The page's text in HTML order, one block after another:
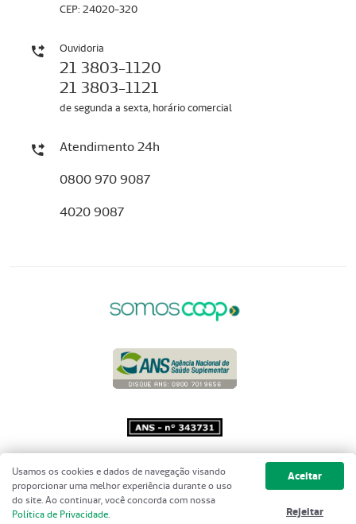
CEP: 24020-320
Ouvidoria
21 3803-1120
21 3803-1121
de segunda a sexta, horário comercial
Atendimento 24h
0800 970 9087
4020 9087
Copyright 2001 - 2026 Unimed do
Brasil - Todos os direitos reservados
Usamos os cookies e dados de navegação visando
proporcionar uma melhor experiência durante o uso
do site. Ao continuar, você concorda com nossa
Política de Privacidade.
Aceitar
Rejeitar